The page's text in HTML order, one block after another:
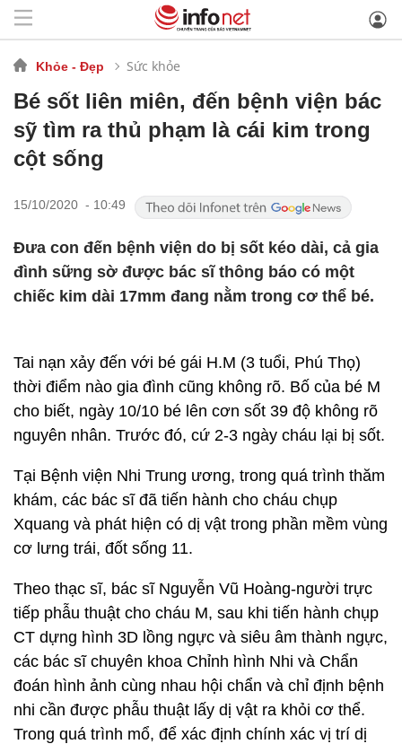
Khỏe - Đẹp Sức khỏe
Bé sốt liên miên, đến bệnh viện bác
sỹ tìm ra thủ phạm là cái kim trong
cột sống
15/10/2020 - 10:49
Đưa con đến bệnh viện do bị sốt kéo dài, cả gia
đình sững sờ được bác sĩ thông báo có một
chiếc kim dài 17mm đang nằm trong cơ thể bé.
Tai nạn xảy đến với bé gái H.M (3 tuổi, Phú Thọ)
thời điểm nào gia đình cũng không rõ. Bố của bé M
cho biết, ngày 10/10 bé lên cơn sốt 39 độ không rõ
nguyên nhân. Trước đó, cứ 2-3 ngày cháu lại bị sốt.
Tại Bệnh viện Nhi Trung ương, trong quá trình thăm
khám, các bác sĩ đã tiến hành cho cháu chụp
Xquang và phát hiện có dị vật trong phần mềm vùng
cơ lưng trái, đốt sống 11.
Theo thạc sĩ, bác sĩ Nguyễn Vũ Hoàng-người trực
tiếp phẫu thuật cho cháu M, sau khi tiến hành chụp
CT dựng hình 3D lồng ngực và siêu âm thành ngực,
các bác sĩ chuyên khoa Chỉnh hình Nhi và Chẩn
đoán hình ảnh cùng nhau hội chẩn và chỉ định bệnh
nhi cần được phẫu thuật lấy dị vật ra khỏi cơ thể.
Trong quá trình mổ, để xác định chính xác vị trí dị